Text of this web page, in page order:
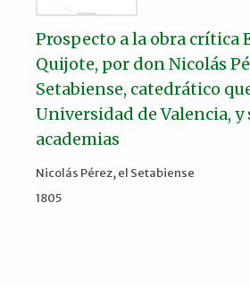
Prospecto a la obra crítica
Quijote, por don Nicolás
Setabiense, catedrático
Universidad de Valencia, y
academias
Nicolás Pérez, el Setabiense
1805